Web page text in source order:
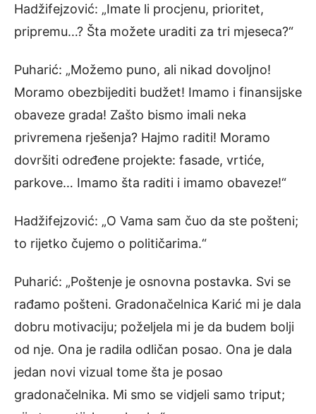
Hadžifejzović: „Imate li procjenu, prioritet,
pripremu…? Šta možete uraditi za tri mjeseca?“
Puharić: „Možemo puno, ali nikad dovoljno!
Moramo obezbijediti budžet! Imamo i finansijske
obaveze grada! Zašto bismo imali neka
privremena rješenja? Hajmo raditi! Moramo
dovršiti određene projekte: fasade, vrtiće,
parkove… Imamo šta raditi i imamo obaveze!“
Hadžifejzović: „O Vama sam čuo da ste pošteni;
to rijetko čujemo o političarima.“
Puharić: „Poštenje je osnovna postavka. Svi se
rađamo pošteni. Gradonačelnica Karić mi je dala
dobru motivaciju; poželjela mi je da budem bolji
od nje. Ona je radila odličan posao. Ona je dala
jedan novi vizual tome šta je posao
gradonačelnika. Mi smo se vidjeli samo triput;